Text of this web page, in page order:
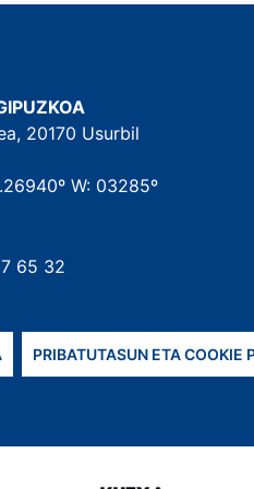
20170 Usurbil
W: 03285º
65 32
PRIBATUTASUN ETA COOKIE